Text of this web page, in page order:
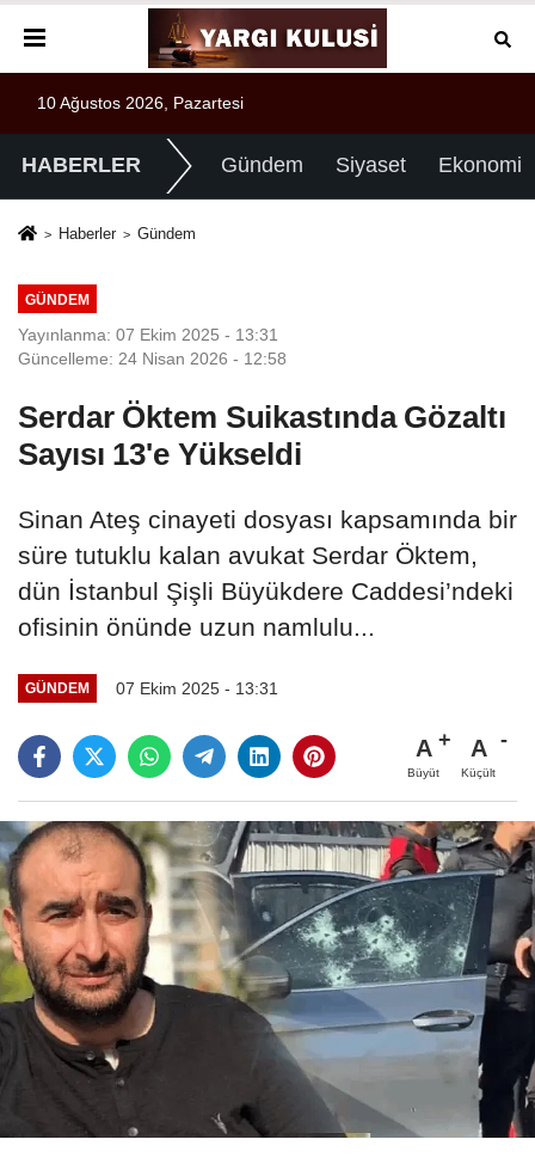
10 Ağustos 2026, Pazartesi
HABERLER Gündem Siyaset Ekonomi
Haberler Gündem
GÜNDEM
Yayınlanma: 07 Ekim 2025 - 13:31
Güncelleme: 24 Nisan 2026 - 12:58
Serdar Öktem Suikastında Gözaltı
Sayısı 13'e Yükseldi
Sinan Ateş cinayeti dosyası kapsamında bir
süre tutuklu kalan avukat Serdar Öktem,
dün İstanbul Şişli Büyükdere Caddesi’ndeki
ofisinin önünde uzun namlulu...
GÜNDEM 07 Ekim 2025 - 13:31
A
Büyüt
A
Küçült